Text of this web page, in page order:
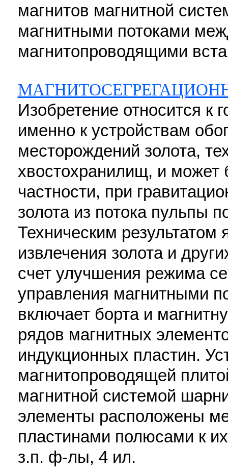
магнитов магнитной
магнитными потоками
магнитопроводящими
Изобретение относится к
именно к устройствам
месторождений золота,
хвостохранилищ, и может
частности, при
золота из потока пульпы
Техническим
извлечения золота и
счет улучшения режима
управления магнитными
включает борта и
рядов магнитных
индукционных пластин.
магнитопроводящей
магнитной системой
элементы расположены
пластинами полюсами к
з.п. ф-лы, 4 ил.